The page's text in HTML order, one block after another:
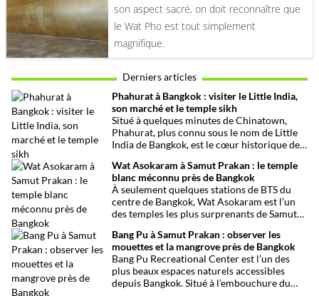
son aspect sacré, on doit reconnaître que
le Wat Pho est tout simplement
magnifique.
Derniers articles
Phahurat à Bangkok : visiter le Little India,
son marché et le temple sikh
Situé à quelques minutes de Chinatown,
Phahurat, plus connu sous le nom de Little
India de Bangkok, est le cœur historique de
capitale thaïlandaise. Entre son célèbre
marché aux tissus, ses restaurants
traditionnels, ses épiceries et son
impressionnant temple sikh, ce quartier
offre une immersion dépaysante au cœur de
Bangkok.
Wat Asokaram à Samut Prakan : le temple
blanc méconnu près de Bangkok
À seulement quelques stations de BTS du
centre de Bangkok, Wat Asokaram est l’un
des temples les plus surprenants de Samut
de l’architecture birmane, son atmosphère
paisible et son importance dans la pratique
de la méditation, il offre une excursion
originale loin des circuits touristiques
habituels.
Bang Pu à Samut Prakan : observer les
mouettes et la mangrove près de Bangkok
Bang Pu Recreational Center est l’un des
plus beaux espaces naturels accessibles
depuis Bangkok. Situé à l’embouchure du